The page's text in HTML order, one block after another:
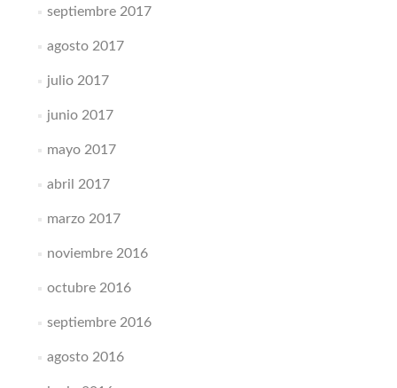
septiembre 2017
agosto 2017
julio 2017
junio 2017
mayo 2017
abril 2017
marzo 2017
noviembre 2016
octubre 2016
septiembre 2016
agosto 2016